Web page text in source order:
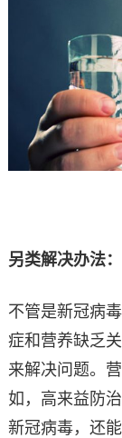
另类解决办法
不管是新冠病
症和营养缺乏
来解决问题。
如，高来益防
新冠病毒，还